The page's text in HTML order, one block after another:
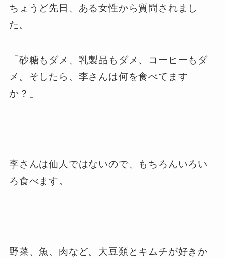
ちょうど先日、ある女性から質問されまし
た。
「砂糖もダメ、乳製品もダメ、コーヒーもダ
メ。そしたら、李さんは何を食べてます
か？」
李さんは仙人ではないので、もちろんいろい
ろ食べます。
野菜、魚、肉など。大豆類とキムチが好きか